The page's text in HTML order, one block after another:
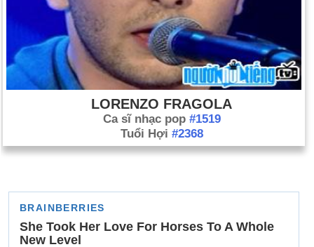
LORENZO FRAGOLA
Ca sĩ nhạc pop #1519
Tuổi Hợi #2368